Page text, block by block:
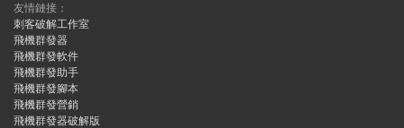
友情鏈接：
刺客破解工作室
飛機群發器
飛機群發軟件
飛機群發助手
飛機群發腳本
飛機群發營銷
飛機群發器破解版